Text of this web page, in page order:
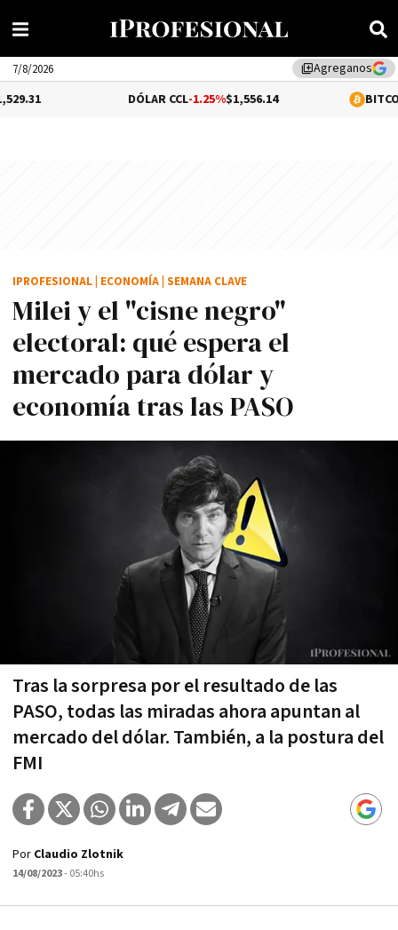
library_addAgreganos
7/8/2026
-1.25%$1,556.14 1.16%
Milei y el "cisne negro"
electoral: qué espera el
mercado para dólar y
economía tras las PASO
Tras la sorpresa por el resultado de las
PASO, todas las miradas ahora apuntan al
mercado del dólar. También, a la postura del
FMI
IPROFESIONAL ECONOMÍA SEMANA CLAVE
Por Claudio Zlotnik
14/08/2023- 05:40hs